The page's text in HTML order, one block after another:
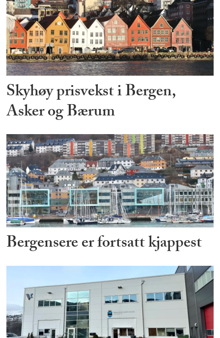
Skyhøy prisvekst i Bergen,
Asker og Bærum
Bergensere er fortsatt kjappest